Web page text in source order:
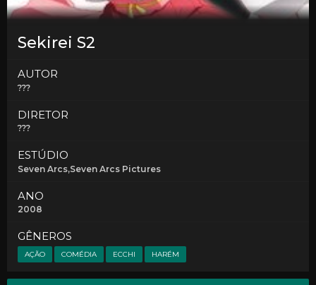
Sekirei S2
AUTOR
???
DIRETOR
???
ESTÚDIO
Seven Arcs,Seven Arcs Pictures
ANO
2008
GÊNEROS
AÇÃO COMÉDIA ECCHI HARÉM